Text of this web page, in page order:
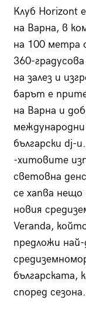
Клуб Horizont
на Варна, в
на 100 метра
360-
на залез и
барът е
на Варна и
български dj-
-хитовите
световна
се хапва
новия
Veranda,
предложи
българската,
според сезона.